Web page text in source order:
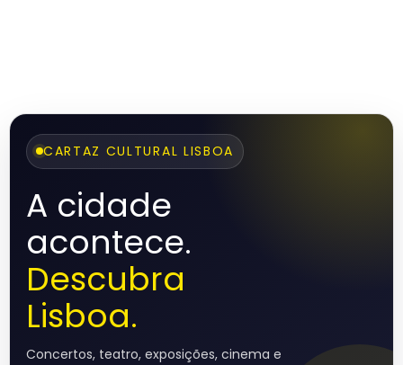
CARTAZ CULTURAL LISBOA
A cidade
acontece.
Descubra
Lisboa.
Concertos, teatro, exposições, cinema e